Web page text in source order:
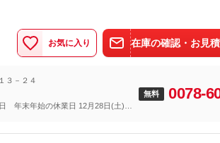
お気に入り 在庫の確認・お見積
３－２４
年末年始の休業日 12月28日(土)～1
無料 0078-